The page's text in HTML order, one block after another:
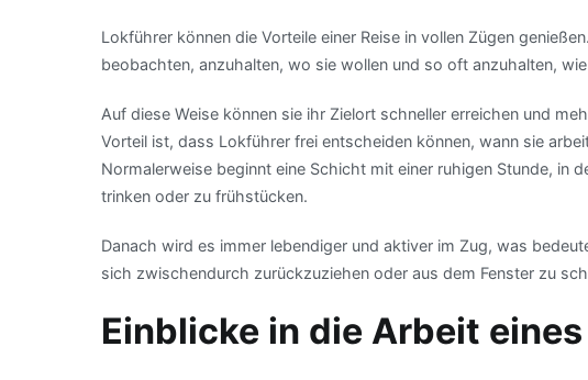
Lokführer können die Vorteile einer Reise in vollen Zügen
beobachten, anzuhalten, wo sie wollen und so oft anzuhalten,
Auf diese Weise können sie ihr Zielort schneller erreichen und
Vorteil ist, dass Lokführer frei entscheiden können, wann sie
Normalerweise beginnt eine Schicht mit einer ruhigen Stunde, in
trinken oder zu frühstücken.
Danach wird es immer lebendiger und aktiver im Zug, was
sich zwischendurch zurückzuziehen oder aus dem Fenster zu
Einblicke in die Arbeit